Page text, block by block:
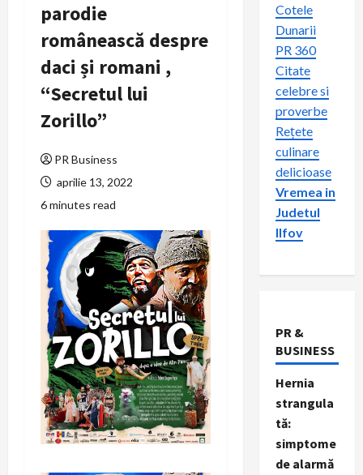
parodie
românească despre
daci și romani ,
“Secretul lui
Zorillo”
PR Business
aprilie 13, 2022
6 minutes read
Cotele
Dunarii
PR 360
Citate
celebre si
proverbe
Rețete
culinare
delicioase
Vremea in
Judetul
Ilfov
PR &
BUSINESS
Hernia
strangula
tă:
simptome
de alarmă